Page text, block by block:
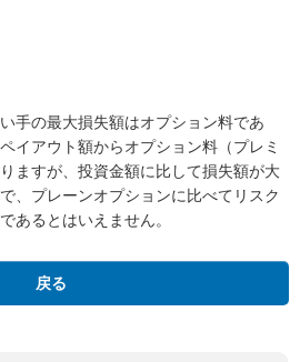
手の最大損失額はオプション料であ
イアウト額からオプション料（プレミ
ますが、投資金額に比して損失額が大
、プレーンオプションに比べてリスク
あるとはいえません。
戻る